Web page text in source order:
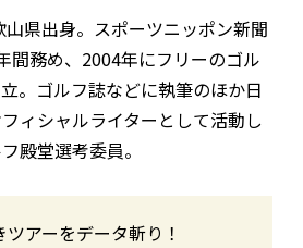
県出身。スポーツニッポン新聞
間務め、2004年にフリーのゴル
。ゴルフ誌などに執筆のほか日
ィシャルライターとして活動し
殿堂選考委員。
ツアーをデータ斬り！